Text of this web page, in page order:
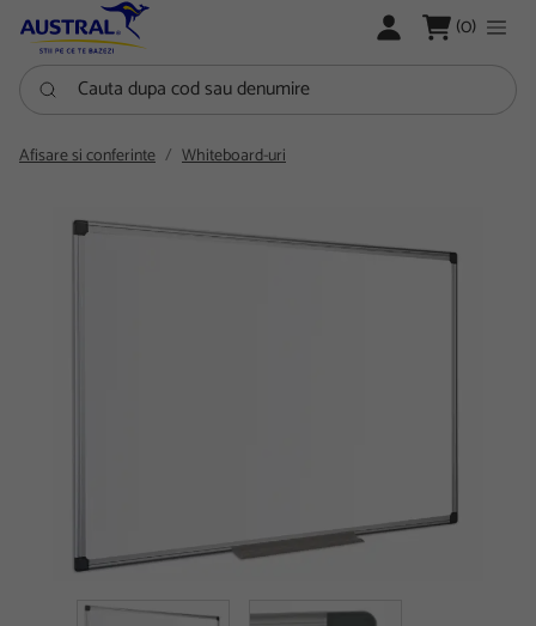
LOGARE (0)
Cauta dupa cod sau denumire
Afisare si conferinte Whiteboard-uri